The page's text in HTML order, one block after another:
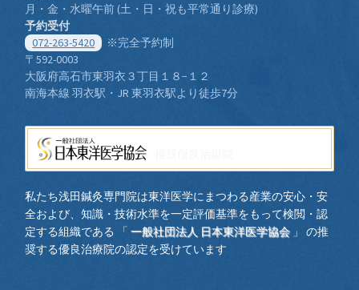
月・金・水曜午前 (土・日・祝も平常通り診療)
予約受付
072-263-5420
※完全予約制
〒592-0003
大阪府高石市東羽衣３丁目１８−１２
南海本線 羽衣駅・JR 東羽衣駅より徒歩7分
私たち浅田鍼灸専門院は東洋医学にまつわる産業の安心・安
全および、知識・技術水準を一定評価基準をもって検閲・認
定する組織である
「一般社団法人 日本東洋医学協会」
の推
奨する優良治療院の認定を受けています